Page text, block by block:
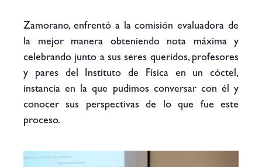
Zamorano, enfrentó a la comisión evaluadora de
la mejor manera obteniendo nota máxima y
celebrando junto a sus seres queridos, profesores
y pares del Instituto de Física en un cóctel,
instancia en la que pudimos conversar con él y
conocer sus perspectivas de lo que fue este
proceso.